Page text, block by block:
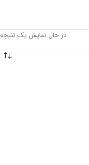
در حال نمایش یک نتیجه